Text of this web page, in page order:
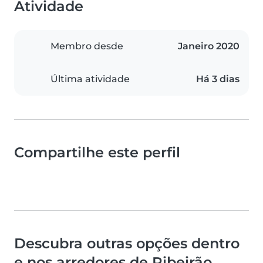
Atividade
Membro desde Janeiro 2020
Última atividade Há 3 dias
Compartilhe este perfil
Descubra outras opções dentro